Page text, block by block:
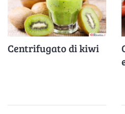
Centrifugato di kiwi